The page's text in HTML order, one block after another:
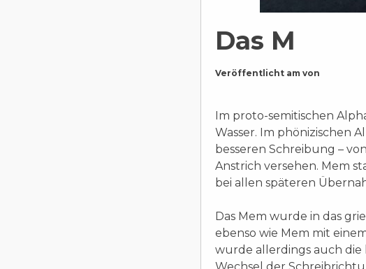
Das M
Veröffentlicht am von
Im proto-semitischen
Wasser. Im phönizischen
besseren Schreibung –
Anstrich versehen. Mem
bei allen späteren
Das Mem wurde in das
ebenso wie Mem mit
wurde allerdings auch die